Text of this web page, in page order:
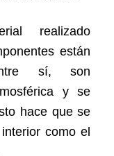
realizado
están
sí, son
y se
hace que se
como el